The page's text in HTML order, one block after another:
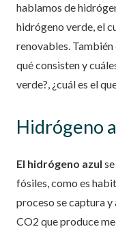
hablamos de
hidrógeno verde, el
renovables. También
qué consisten y
verde?, ¿cuál es el
Hidrógeno
El hidrógeno azul
fósiles, como es
proceso se captura y
CO2 que produce